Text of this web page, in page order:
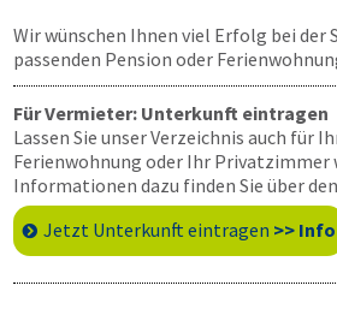
Wir wünschen Ihnen viel Erfolg bei der
passenden Pension oder
Für Vermieter: Unterkunft eintragen
Lassen Sie unser Verzeichnis auch für
Ferienwohnung oder Ihr Privatzimmer
Informationen dazu finden Sie über
Jetzt Unterkunft eintragen >> Info